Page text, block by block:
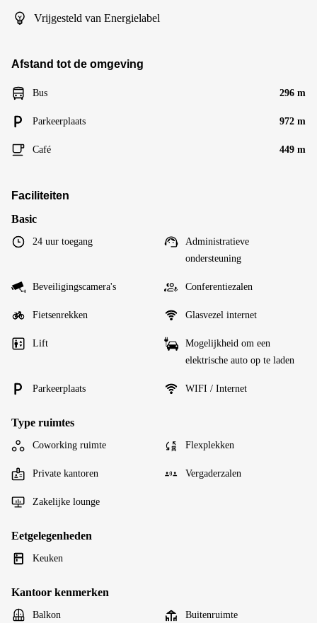
Vrijgesteld van Energielabel
Afstand tot de omgeving
Bus 296 m
Parkeerplaats 972 m
Café 449 m
Faciliteiten
Basic
24 uur toegang
Administratieve
ondersteuning
Beveiligingscamera's Conferentiezalen
Fietsenrekken Glasvezel internet
Lift
Mogelijkheid om een
elektrische auto op te laden
Parkeerplaats WIFI / Internet
Type ruimtes
Coworking ruimte Flexplekken
Private kantoren Vergaderzalen
Zakelijke lounge
Eetgelegenheden
Keuken
Kantoor kenmerken
Balkon Buitenruimte